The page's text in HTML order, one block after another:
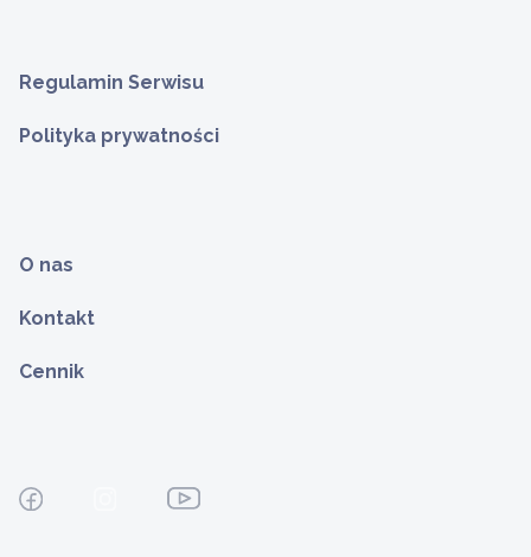
Regulamin Serwisu
Polityka prywatności
O nas
Kontakt
Cennik